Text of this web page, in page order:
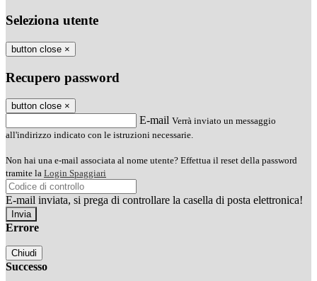
Seleziona utente
button close ×
Recupero password
button close ×
E-mail Verrà inviato un messaggio
all'indirizzo indicato con le istruzioni necessarie.
Non hai una e-mail associata al nome utente? Effettua il reset della password
tramite la Login Spaggiari
E-mail inviata, si prega di controllare la casella di posta elettronica!
Errore
Chiudi
Successo